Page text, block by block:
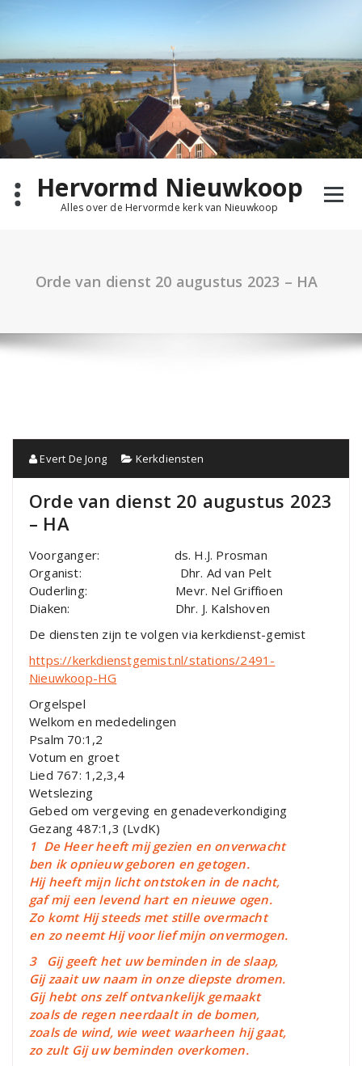
inhoud
Hervormd Nieuwkoop
Alles over de Hervormde kerk van Nieuwkoop
Orde van dienst 20 augustus 2023 – HA
Evert De Jong Kerkdiensten
Orde van dienst 20 augustus 2023
– HA
Voorganger: ds. H.J. Prosman
Organist: Dhr. Ad van Pelt
Ouderling: Mevr. Nel Griffioen
Diaken: Dhr. J. Kalshoven
De diensten zijn te volgen via kerkdienst-gemist
https://kerkdienstgemist.nl/stations/2491-
Nieuwkoop-HG
Orgelspel
Welkom en mededelingen
Psalm 70:1,2
Votum en groet
Lied 767: 1,2,3,4
Wetslezing
Gebed om vergeving en genadeverkondiging
Gezang 487:1,3 (LvdK)
1 De Heer heeft mij gezien en onverwacht
ben ik opnieuw geboren en getogen.
Hij heeft mijn licht ontstoken in de nacht,
gaf mij een levend hart en nieuwe ogen.
Zo komt Hij steeds met stille overmacht
en zo neemt Hij voor lief mijn onvermogen.
3 Gij geeft het uw beminden in de slaap,
Gij zaait uw naam in onze diepste dromen.
Gij hebt ons zelf ontvankelijk gemaakt
zoals de regen neerdaalt in de bomen,
zoals de wind, wie weet waarheen hij gaat,
zo zult Gij uw beminden overkomen.